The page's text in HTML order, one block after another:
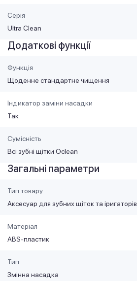
Серія
Ultra Clean
Додаткові функції
Функція
Щоденне стандартне чищення
Індикатор заміни насадки
Так
Сумісність
Всі зубні щітки Oclean
Загальні параметри
Тип товару
Аксесуар для зубних щіток та іригаторів
Матеріал
ABS-пластик
Тип
Змінна насадка